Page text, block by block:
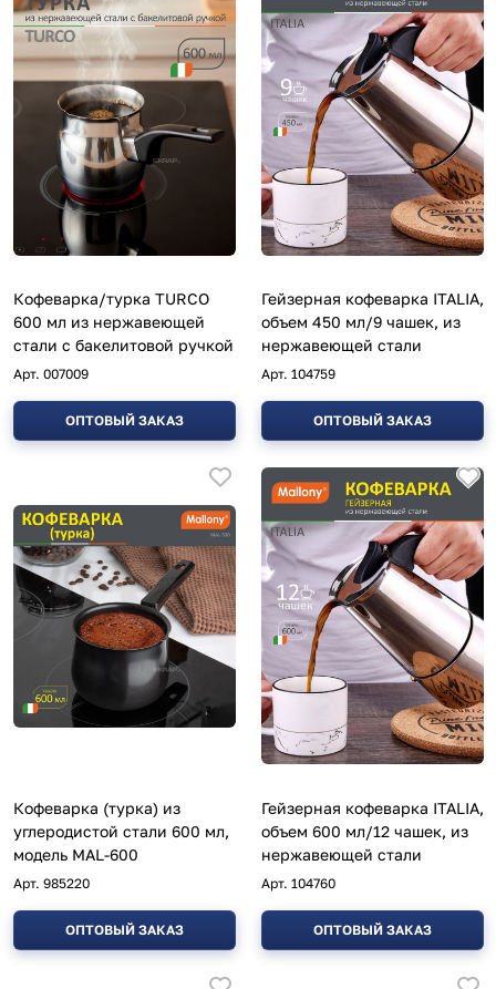
Кофеварка/турка TURCO
600 мл из нержавеющей
стали с бакелитовой ручкой
Арт. 007009
ОПТОВЫЙ ЗАКАЗ
Гейзерная кофеварка ITALIA,
объем 450 мл/9 чашек, из
нержавеющей стали
Арт. 104759
ОПТОВЫЙ ЗАКАЗ
Кофеварка (турка) из
углеродистой стали 600 мл,
модель MAL-600
Арт. 985220
ОПТОВЫЙ ЗАКАЗ
Гейзерная кофеварка ITALIA,
объем 600 мл/12 чашек, из
нержавеющей стали
Арт. 104760
ОПТОВЫЙ ЗАКАЗ